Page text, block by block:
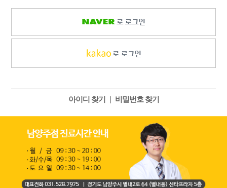
아이디 찾기 | 비밀번호 찾기